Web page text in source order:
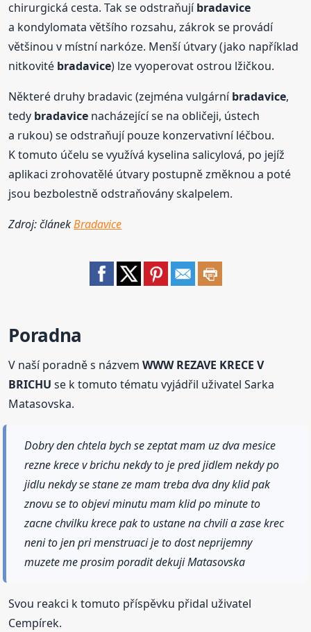
chirurgická cesta. Tak se odstraňujíbradavice
a kondylomata většího rozsahu, zákrok se provádí
většinou v místní narkóze. Menší útvary (jako například
nitkovité bradavice) lze vyoperovat ostrou lžičkou.
Některé druhy bradavic (zejména vulgárníbradavice,
tedy bradavice nacházející se na obličeji, ústech
a rukou) se odstraňují pouze konzervativní léčbou.
K tomuto účelu se využívá kyselina salicylová, po jejíž
aplikaci zrohovatělé útvary postupně změknou a poté
jsou bezbolestně odstraňovány skalpelem.
Zdroj: článekBradavice
Poradna
V naší poradně s názvemWWW REZAVE KRECE V
BRICHU se k tomuto tématu vyjádřil uživatel Sarka
Matasovska.
Dobry den chtela bych se zeptat mam uz dva mesice
rezne krece v brichu nekdy to je pred jidlem nekdy po
jidlu nekdy se stane ze mam treba dva dny klid pak
znovu se to objevi minutu mam klid po minute to
zacne chvilku krece pak to ustane na chvili a zase krec
neni to jen pri menstruaci je to dost neprijemny
muzete me prosim poradit dekuji Matasovska
Svou reakci k tomuto příspěvku přidal uživatel
Cempírek.